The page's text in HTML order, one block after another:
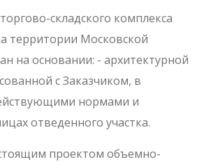
складского комплекса
территории Московской
на основании: - архитектурной
с Заказчиком, в
нормами и
отведенного участка.
проектом объемно-